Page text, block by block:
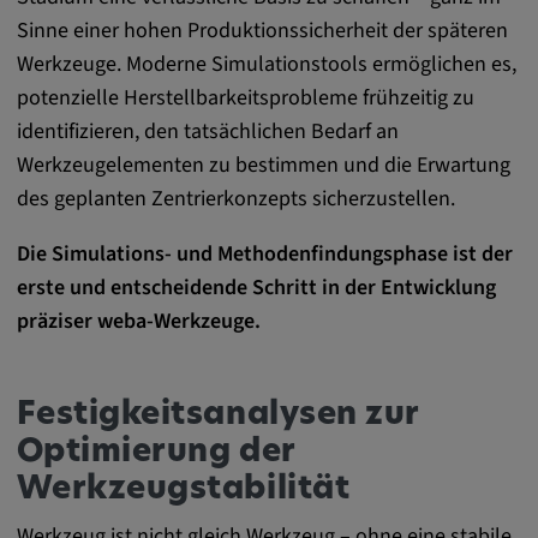
Sinne einer hohen Produktionssicherheit der späteren
Werkzeuge. Moderne Simulationstools ermöglichen es,
potenzielle Herstellbarkeitsprobleme frühzeitig zu
identifizieren, den tatsächlichen Bedarf an
Werkzeugelementen zu bestimmen und die Erwartung
des geplanten Zentrierkonzepts sicherzustellen.
Die Simulations- und Methodenfindungsphase ist der
erste und entscheidende Schritt in der Entwicklung
präziser weba-Werkzeuge.
Festigkeitsanalysen zur
Optimierung der
Werkzeugstabilität
Cookie Laufzeit:
1 Jahr
Vimeo
Matterport
Name:
_mkto_trk, singular_device_id, _vis_opt_s,
_vis_opt_exp_140_combi, _vwo_ds,
_uetvid, ajs_anonymous_id, _vwo_uuid,
_vwo_uuid_v2, _ga, _ga_W66Y5HELXX,
_cfuvid, __q_state_oerwbSnkKEjaiD3g,